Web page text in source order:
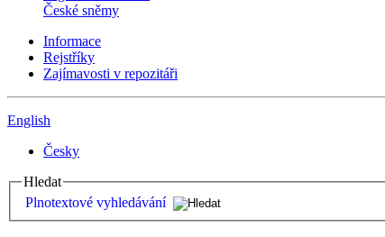
České sněmy
Informace
Rejstříky
Zajímavosti v repozitáři
English
Česky
Hledat
Plnotextové vyhledávání